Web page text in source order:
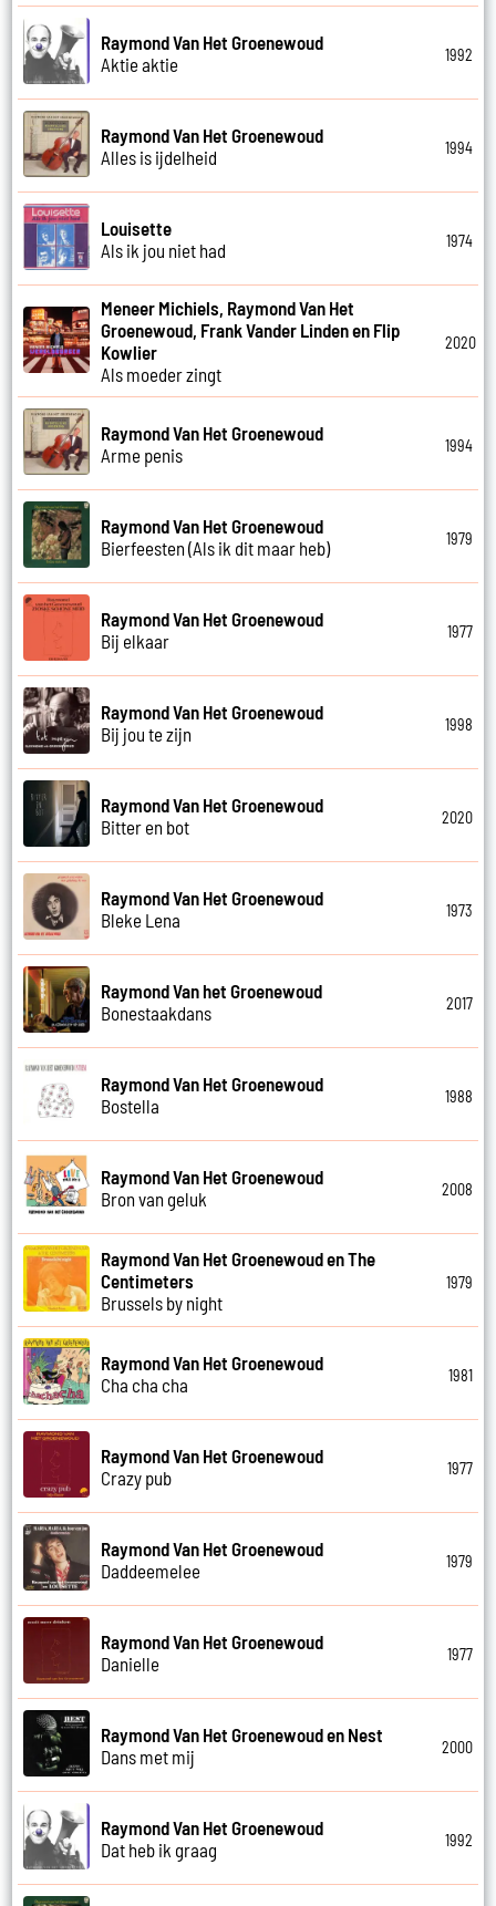
Raymond Van Het Groenewoud
Aktie aktie
1992
Raymond Van Het Groenewoud
Alles is ijdelheid
1994
Louisette
Als ik jou niet had
1974
Meneer Michiels, Raymond Van Het
Groenewoud, Frank Vander Linden en Flip
Kowlier
Als moeder zingt
2020
Raymond Van Het Groenewoud
Arme penis
1994
Raymond Van Het Groenewoud
Bierfeesten (Als ik dit maar heb)
1979
Raymond Van Het Groenewoud
Bij elkaar
1977
Raymond Van Het Groenewoud
Bij jou te zijn
1998
Raymond Van Het Groenewoud
Bitter en bot
2020
Raymond Van Het Groenewoud
Bleke Lena
1973
Raymond Van het Groenewoud
Bonestaakdans
2017
Raymond Van Het Groenewoud
Bostella
1988
Raymond Van Het Groenewoud
Bron van geluk
2008
Raymond Van Het Groenewoud en The
Centimeters
Brussels by night
1979
Raymond Van Het Groenewoud
Cha cha cha
1981
Raymond Van Het Groenewoud
Crazy pub
1977
Raymond Van Het Groenewoud
Daddeemelee
1979
Raymond Van Het Groenewoud
Danielle
1977
Raymond Van Het Groenewoud en Nest
Dans met mij
2000
Raymond Van Het Groenewoud
Dat heb ik graag
1992